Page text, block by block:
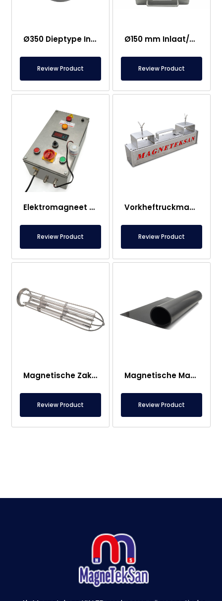
Ø350 Dieptype Inlaat en Uitlaat Neodymium Magnetisch Rooster
Review Product
Ø150 mm Inlaat/Uitlaat Ferriet Magnetische Ladescheider – Volledig Roestvrij Staal
Review Product
Elektromagneet Paneel
Review Product
Vorkheftruckmagneet – Volledig RVS – 10 cm Effectieve Afstand – Eenvoudige Ontgrendeling met Handgreep
Review Product
Magnetische Zakfilterkop
Review Product
Magnetische Mat – Voor Onder Voet – Voedselveilig
Review Product